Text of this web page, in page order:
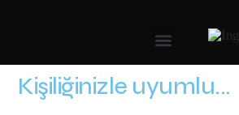
Kişiliğinizle uyumlu...